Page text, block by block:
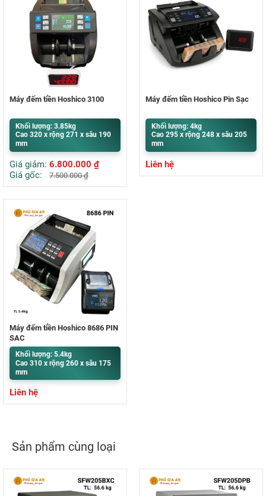
Máy đếm tiền Hoshico 3100
Khối lượng: 3.85kg
Cao 320 x rộng 271 x sâu 190
mm
Giá giảm: 6.800.000 ₫
Giá gốc:
7.500.000₫
Máy đếm tiền Hoshico Pin Sạc
Khối lượng: 4kg
Cao 295 x rộng 248 x sâu 205
mm
Liên hệ
Máy đếm tiền Hoshico 8686 PIN
SẠC
Khối lượng: 5.4kg
Cao 310 x rộng 260 x sâu 175
mm
Liên hệ
Sản phẩm cùng loại